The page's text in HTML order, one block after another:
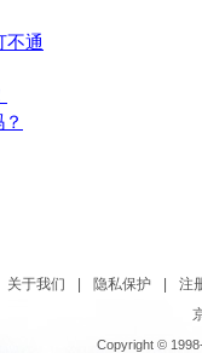
不通
息，北京时间2011年8
关于我们 隐私保护
注
Copyright ©